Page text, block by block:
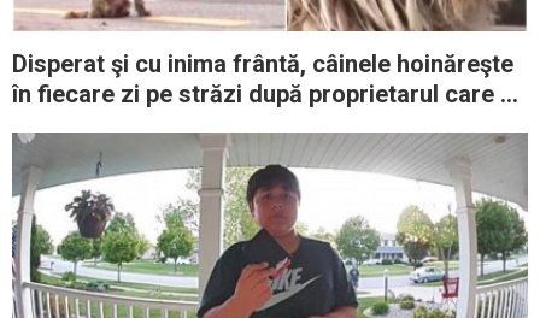
Disperat şi cu inima frântă, câinele hoinăreşte
în fiecare zi pe străzi după proprietarul care a